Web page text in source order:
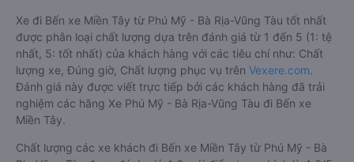
Xe đi Bến xe Miền Tây từ Phú Mỹ - Bà Rịa-Vũng Tàu tốt nhất
được phân loại chất lượng dựa trên đánh giá từ 1 đến 5 (1: tệ
nhất, 5: tốt nhất) của khách hàng với các tiêu chí như: Chất
lượng xe, Đúng giờ, Chất lượng phục vụ trên Vexere.com.
Đánh giá này được viết trực tiếp bởi các khách hàng đã trải
nghiệm các hãng Xe Phú Mỹ - Bà Rịa-Vũng Tàu đi Bến xe
Miền Tây.
Chất lượng các xe khách đi Bến xe Miền Tây từ Phú Mỹ - Bà